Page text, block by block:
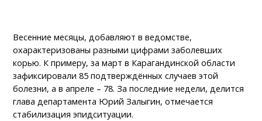
Весенние месяцы, добавляют в ведомстве,
охарактеризованы разными цифрами заболевших
корью. К примеру, за март в Карагандинской области
зафиксировали 85 подтверждённых случаев этой
болезни, а в апреле – 78. За последние недели, делится
глава департамента Юрий Залыгин, отмечается
стабилизация эпидситуации.